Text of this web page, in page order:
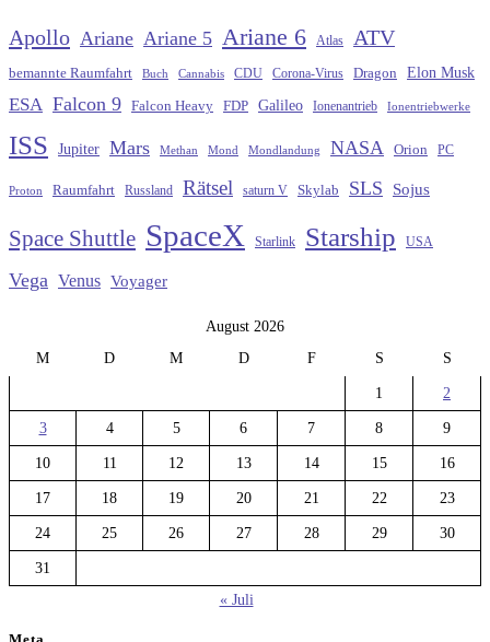
Apollo Ariane Ariane 5 Ariane 6 Atlas ATV
bemannte Raumfahrt Buch Cannabis CDU Corona-Virus Dragon Elon Musk
ESA Falcon 9 Falcon Heavy FDP Galileo Ionenantrieb Ionentriebwerke
ISS Jupiter Mars Methan Mond Mondlandung NASA Orion PC
Proton Raumfahrt Russland Rätsel saturn V Skylab SLS Sojus
Space Shuttle SpaceX Starlink Starship USA
Vega Venus Voyager
August 2026
M
D M D F S S
1 2
3 4 5 6 7 8 9
10 11 12 13 14 15 16
17 18 19 20 21 22 23
24 25 26 27 28 29 30
31
« Juli